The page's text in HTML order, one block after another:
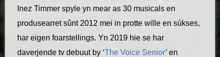
Inez Timmer spyle yn mear as 30 musicals en
produsearret sûnt 2012 mei in protte wille en súkses,
har eigen foarstellings. Yn 2019 hie se har
daverjende tv debuut by ‘The Voice Senior’ en